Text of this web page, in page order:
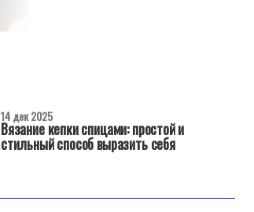
Вязание кепки спицами: простой и
стильный способ выразить себя
14 дек 2025